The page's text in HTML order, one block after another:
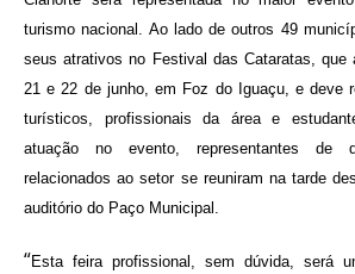
turismo nacional. Ao lado de outros 49
seus atrativos no Festival das Cataratas, que
21 e 22 de junho, em Foz do Iguaçu, e deve
turísticos, profissionais da área e
atuação no evento, representantes de
relacionados ao setor se reuniram na tarde
auditório do Paço Municipal.
“Esta feira profissional, sem dúvida, será